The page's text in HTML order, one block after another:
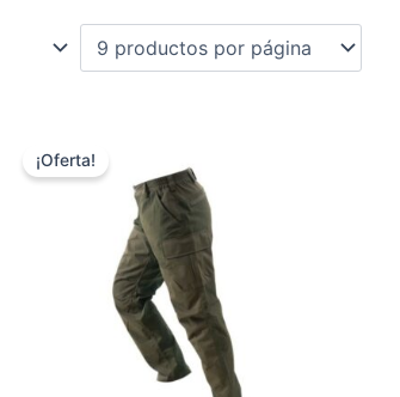
¡Oferta!
precio
original
65,50 €.
actual
es:
39,95 €.